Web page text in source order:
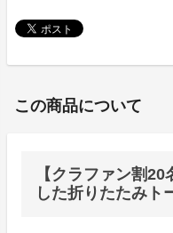
この商品について
【クラファン割
した折りたたみト